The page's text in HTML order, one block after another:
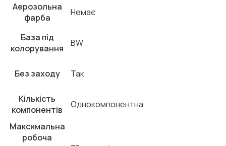
Аерозольна
фарба
Немає
База під
колорування
BW
Без заходу Так
Кількість
компонентів
Однокомпонентна
Максимальна
робоча